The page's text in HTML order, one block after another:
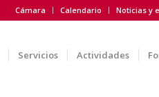
Cámara Calendario Noticias y
Servicios Actividades